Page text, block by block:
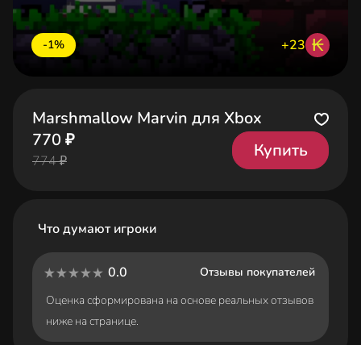
-1% +23 ₭
Marshmallow Marvin для Xbox
770 ₽
774 ₽
Купить
Что думают игроки
0.0
Отзывы покупателей
Оценка сформирована на основе реальных отзывов
ниже на странице.